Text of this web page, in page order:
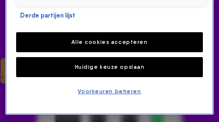
BAS & DYLAN
Derde partijen lijst
Alle cookies accepteren
Huidige keuze opslaan
Voorkeuren beheren